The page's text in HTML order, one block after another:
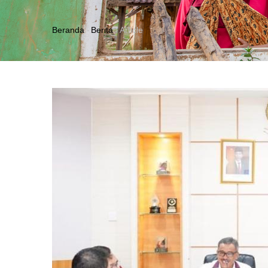
Breadcrumb
Beranda - Berita -Article